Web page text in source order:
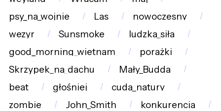
psy_na_wojnie
Las
nowoczesny
wezyr
Sunsmoke
ludzka_siła
good_morning_wietnam
porażki
Skrzypek_na_dachu
Mały_Budda
beat
głośniej
cuda_natury
zombie
John_Smith
konkurencja